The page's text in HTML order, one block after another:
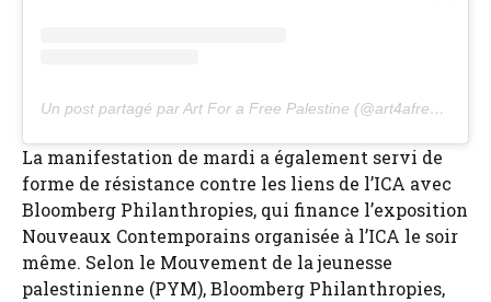
Un post partagé par Art For a Free Palestine (@art4afreepalestine)
La manifestation de mardi a également servi de
forme de résistance contre les liens de l’ICA avec
Bloomberg Philanthropies, qui finance l’exposition
Nouveaux Contemporains organisée à l’ICA le soir
même. Selon le Mouvement de la jeunesse
palestinienne (PYM), Bloomberg Philanthropies,